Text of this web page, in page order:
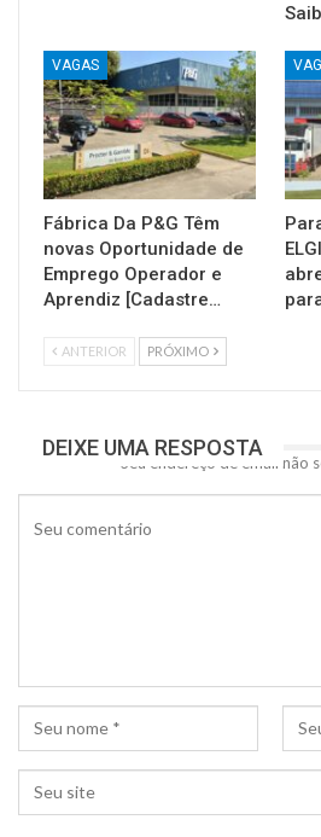
VAGAS
Fábrica Da P&G Têm
novas Oportunidade de
Emprego Operador e
Aprendiz [Cadastre…
ANTERIOR PRÓXIMO
DEIXE UMA RESPOSTA
Seu endereço de email não